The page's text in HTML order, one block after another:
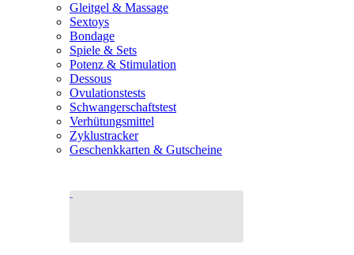
Gleitgel & Massage
Sextoys
Bondage
Spiele & Sets
Potenz & Stimulation
Dessous
Ovulationstests
Schwangerschaftstest
Verhütungsmittel
Zyklustracker
Geschenkkarten & Gutscheine